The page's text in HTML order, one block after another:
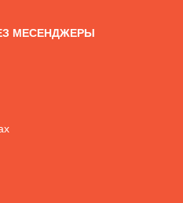
МЕСЕНДЖЕРЫ